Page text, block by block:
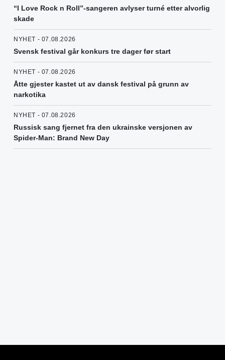
“I Love Rock n Roll”-sangeren avlyser turné etter alvorlig
skade
NYHET - 07.08.2026
Svensk festival går konkurs tre dager før start
NYHET - 07.08.2026
Åtte gjester kastet ut av dansk festival på grunn av
narkotika
NYHET - 07.08.2026
Russisk sang fjernet fra den ukrainske versjonen av
Spider-Man: Brand New Day